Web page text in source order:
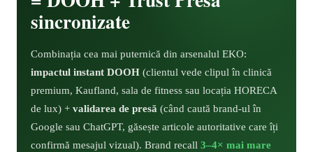
sincronizate
Combinația cea mai puternică din arsenalul EKO:
impactul instant DOOH (clientul vede clipul în clinică
premium, Kaufland, sala de fitness sau locația HORECA
de lux) + validarea de presă (când caută brand-ul în
Google sau ChatGPT, găsește articole autoritative care îți
confirmă mesajul vizual). Brand recall 3–4× mai mare